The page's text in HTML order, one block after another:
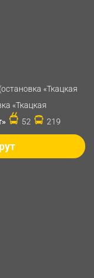
«Ткацкая
«Ткацкая
52 219